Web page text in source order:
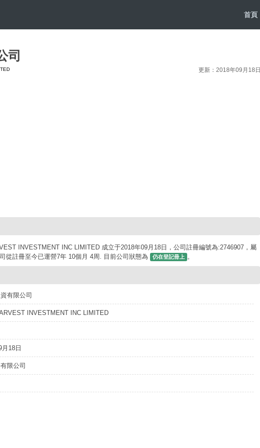
首頁
司
更新：2018年09月18日
INVESTMENT INC LIMITED 成立于2018年09月18日，公司註冊編號為:2746907，屬
從註冊至今已運營7年 10個月 4周. 目前公司狀態為
仍在登記冊上 。
有限公司
INVESTMENT INC LIMITED
18日
限公司